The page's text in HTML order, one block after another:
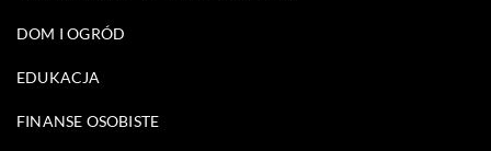
DOM I OGRÓD
EDUKACJA
FINANSE OSOBISTE